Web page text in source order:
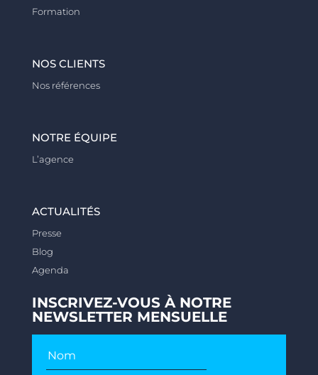
Formation
NOS CLIENTS
Nos références
NOTRE ÉQUIPE
L’agence
ACTUALITÉS
Presse
Blog
Agenda
INSCRIVEZ-VOUS À NOTRE
NEWSLETTER MENSUELLE